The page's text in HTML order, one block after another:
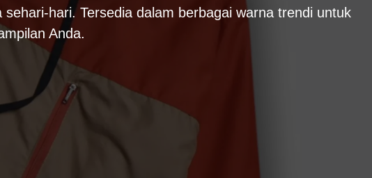
hari. Tersedia dalam berbagai warna trendi untuk
Anda.